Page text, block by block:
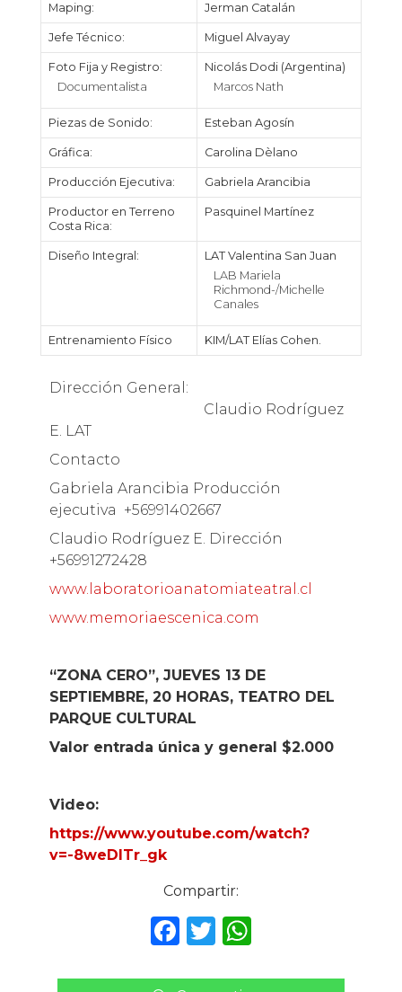
Maping: Jerman Catalán
Jefe Técnico: Miguel Alvayay
Foto Fija y Registro:
Documentalista
Nicolás Dodi (Argentina)
Marcos Nath
Piezas de Sonido: Esteban Agosín
Gráfica: Carolina Dèlano
Producción Ejecutiva: Gabriela Arancibia
Productor en Terreno
Costa Rica:
Pasquinel Martínez
Diseño Integral:
LAT Valentina San Juan
LAB Mariela
Richmond-/Michelle
Canales
Entrenamiento Físico KIM/LAT Elías Cohen.
Dirección General:
Claudio Rodríguez
E. LAT
Contacto
Gabriela Arancibia Producción
ejecutiva +56991402667
Claudio Rodríguez E. Dirección
+56991272428
www.laboratorioanatomiateatral.cl
www.memoriaescenica.com
“ZONA CERO”, JUEVES 13 DE
SEPTIEMBRE, 20 HORAS, TEATRO DEL
PARQUE CULTURAL
Valor entrada única y general $2.000
Video:
https://www.youtube.com/watch?
v=-8weDITr_gk
Compartir:
F T W